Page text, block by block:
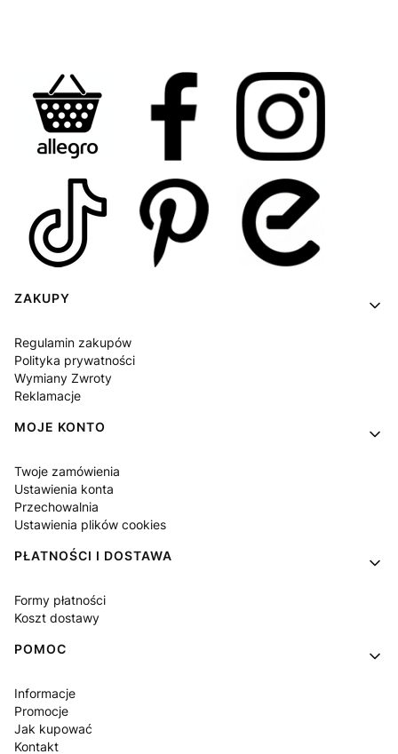
Linki w stopce
ZAKUPY
Regulamin zakupów
Polityka prywatności
Wymiany Zwroty
Reklamacje
MOJE KONTO
Twoje zamówienia
Ustawienia konta
Przechowalnia
Ustawienia plików cookies
PŁATNOŚCI I DOSTAWA
Formy płatności
Koszt dostawy
POMOC
Informacje
Promocje
Jak kupować
Kontakt